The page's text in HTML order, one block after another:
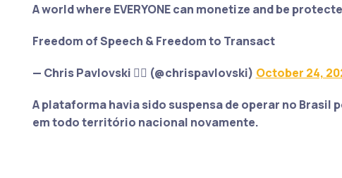
A world where EVERYONE can monetize and be
Freedom of Speech & Freedom to Transact
— Chris Pavlovski 🏴‍☠️ (@chrispavlovski) October 24,
A plataforma havia sido suspensa de operar no Brasil
em todo território nacional novamente.